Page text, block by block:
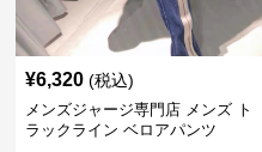
¥6,320 (税込)
メンズジャージ専門店 メンズ ト
ラックライン ベロアパンツ